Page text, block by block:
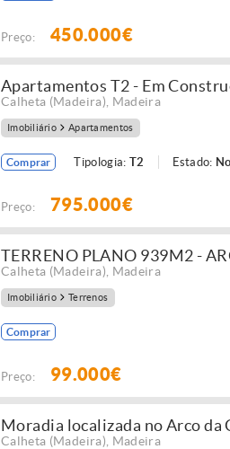
Preço: 450.000€
Apartamentos T2 - Em
Calheta (Madeira) Madeira
Imobiliário Apartamentos
Comprar Tipologia: T2 Estado:
Preço: 795.000€
TERRENO PLANO 939M2 -
Calheta (Madeira) Madeira
Imobiliário Terrenos
Comprar
Preço: 99.000€
Moradia localizada no Arco da
Calheta (Madeira) Madeira